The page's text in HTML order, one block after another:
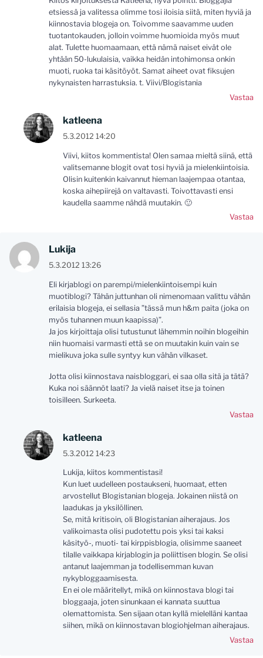
etsiessä ja valitessa olimme tosi iloisia siitä, miten hyviä ja
kiinnostavia blogeja on. Toivomme saavamme uuden
tuotantokauden, jolloin voimme huomioida myös muut
alat. Tulette huomaamaan, että nämä naiset eivät ole
yhtään 50-lukulaisia, vaikka heidän intohimonsa onkin
muoti, ruoka tai käsitöyöt. Samat aiheet ovat fiksujen
nykynaisten harrastuksia. t. Viivi/Blogistania
Vastaa
katleena
5.3.2012 14:20
Viivi, kiitos kommentista! Olen samaa mieltä siinä, että
valitsemanne blogit ovat tosi hyviä ja mielenkiintoisia.
Olisin kuitenkin kaivannut hieman laajempaa otantaa,
koska aihepiirejä on valtavasti. Toivottavasti ensi
kaudella saamme nähdä muutakin. 🙂
Vastaa
Lukija
5.3.2012 13:26
Eli kirjablogi on parempi/mielenkiintoisempi kuin
muotiblogi? Tähän juttunhan oli nimenomaan valittu vähän
erilaisia blogeja, ei sellasia ”tässä mun h&m paita (joka on
myös tuhannen muun kaapissa)”.
Ja jos kirjoittaja olisi tutustunut lähemmin noihin blogeihin
niin huomaisi varmasti että se on muutakin kuin vain se
mielikuva joka sulle syntyy kun vähän vilkaset.
Jotta olisi kiinnostava naisbloggari, ei saa olla sitä ja tätä?
Kuka noi säännöt laati? Ja vielä naiset itse ja toinen
toisilleen. Surkeeta.
Vastaa
katleena
5.3.2012 14:23
Lukija, kiitos kommentistasi!
Kun luet uudelleen postaukseni, huomaat, etten
arvostellut Blogistanian blogeja. Jokainen niistä on
laadukas ja yksilöllinen.
Se, mitä kritisoin, oli Blogistanian aiherajaus. Jos
valikoimasta olisi pudotettu pois yksi tai kaksi
käsityö-, muoti- tai kirppisblogia, olisimme saaneet
tilalle vaikkapa kirjablogin ja poliittisen blogin. Se olisi
antanut laajemman ja todellisemman kuvan
nykybloggaamisesta.
En ei ole määritellyt, mikä on kiinnostava blogi tai
bloggaaja, joten sinunkaan ei kannata suuttua
olemattomista. Sen sijaan otan kyllä mielelläni kantaa
siihen, mikä on kiinnostavan blogiohjelman aiherajaus.
Vastaa